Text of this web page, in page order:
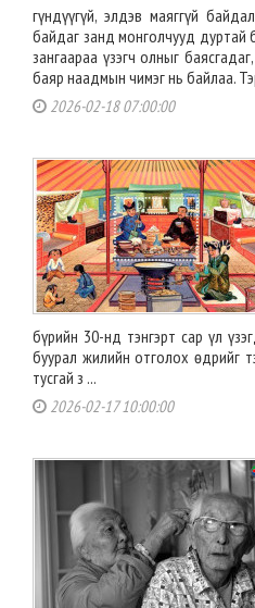
гүндүүгүй, элдэв маяггүй
байдаг занд монголчууд дуртай
зангаараа үзэгч олныг
баяр наадмын чимэг нь байлаа.
2026-02-18 07:00:00
бүрийн 30-нд тэнгэрт cap үл
буурал жилийн отголох өдрийг
тусгай з ...
2026-02-17 10:00:00